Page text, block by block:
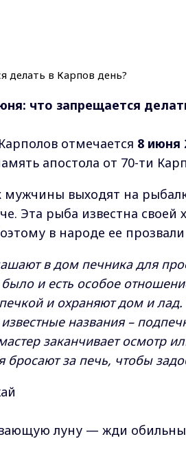
что запрещается
отмечается 8 июня
апостола от 70-ти
выходят на
Эта рыба известна
в народе ее
в дом печника для
и есть особое
и охраняют дом и
названия –
заканчивает осмотр
бросают за печь, чтобы
луну — жди